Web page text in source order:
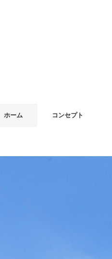
ホーム コンセプト